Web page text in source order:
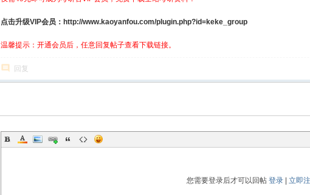
点击升级VIP会员：http://www.kaoyanfou.com/plugin.php?id=keke_group
温馨提示：开通会员后，任意回复帖子查看下载链接。
回复
您需要登录后才可以回帖 登录| 立即